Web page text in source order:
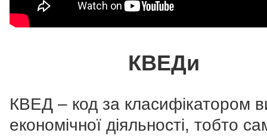
КВЕДи
КВЕД – код за класифікатором
економічної діяльності, тобто